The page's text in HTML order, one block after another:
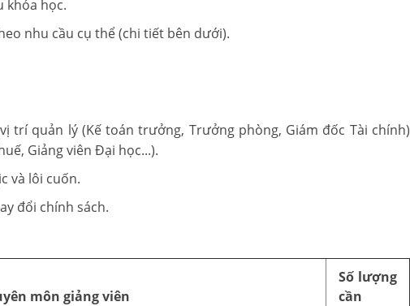
khóa học.
nhu cầu cụ thể (chi tiết bên dưới).
trí quản lý (Kế toán trưởng, Trưởng phòng, Giám đốc Tài chính)
Giảng viên Đại học...).
và lôi cuốn.
đổi chính sách.
môn giảng viên
Số lượng
cần